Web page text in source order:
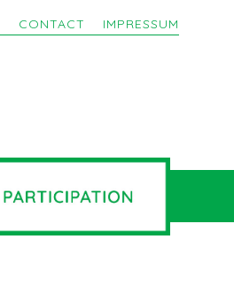
CONTACT IMPRESSUM